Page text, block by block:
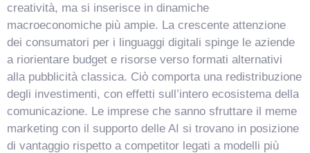
creatività, ma si inserisce in dinamiche
macroeconomiche più ampie. La crescente attenzione
dei consumatori per i linguaggi digitali spinge le aziende
a riorientare budget e risorse verso formati alternativi
alla pubblicità classica. Ciò comporta una redistribuzione
degli investimenti, con effetti sull’intero ecosistema della
comunicazione. Le imprese che sanno sfruttare il meme
marketing con il supporto delle AI si trovano in posizione
di vantaggio rispetto a competitor legati a modelli più